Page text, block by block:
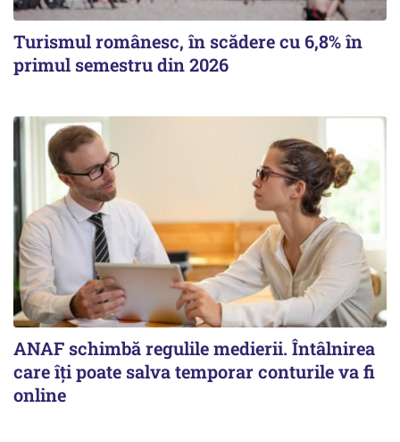
Turismul românesc, în scădere cu 6,8% în
primul semestru din 2026
ANAF schimbă regulile medierii. Întâlnirea
care îți poate salva temporar conturile va fi
online